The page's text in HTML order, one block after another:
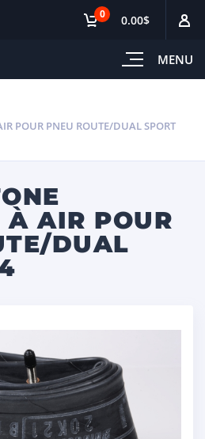
MENU
0 0.00$
POUR PNEU ROUTE/DUAL SPORT
À AIR POUR
DUAL